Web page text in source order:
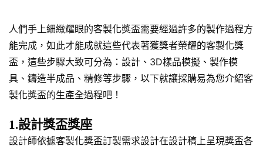
人們手上細緻耀眼的客製化獎盃需要經過許多的製作過程方
能完成，如此才能成就這些代表著獲獎者榮耀的客製化獎
盃，這些步驟大致可分為：設計、3D樣品模擬、製作模
具、鑄造半成品、精修等步驟，以下就讓採購易為您介紹客
製化獎盃的生產全過程吧！
1.設計獎盃獎座
設計師依據客製化獎盃訂製需求設計在設計稿上呈現獎盃各